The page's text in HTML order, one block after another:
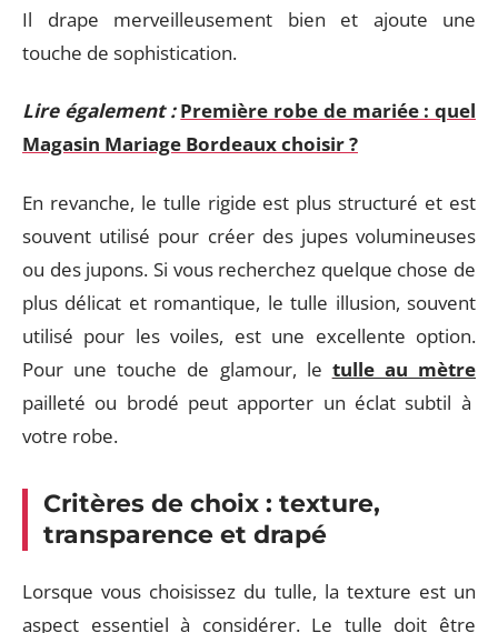
Il drape merveilleusement bien et ajoute une
touche de sophistication.
Lire également : Première robe de mariée : quel
Magasin Mariage Bordeaux choisir ?
En revanche, le tulle rigide est plus structuré et est
souvent utilisé pour créer des jupes volumineuses
ou des jupons. Si vous recherchez quelque chose de
plus délicat et romantique, le tulle illusion, souvent
utilisé pour les voiles, est une excellente option.
Pour une touche de glamour, le tulle au mètre
pailleté ou brodé peut apporter un éclat subtil à
votre robe.
Critères de choix : texture,
transparence et drapé
Lorsque vous choisissez du tulle, la texture est un
aspect essentiel à considérer. Le tulle doit être